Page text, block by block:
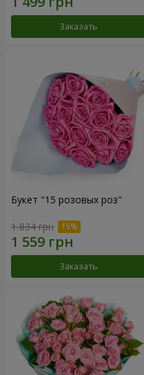
Заказать
Букет "15 розовых роз"
1 834 грн
Заказать